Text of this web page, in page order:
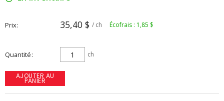
Prix 35,40 $ / ch Écofrais : 1,85 $
Quantité ch
AJOUTER AU
PANIER